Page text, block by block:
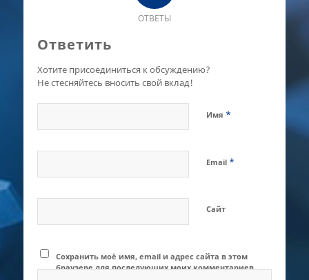
ОТВЕТЫ
Ответить
Хотите присоединиться к обсуждению?
Не стесняйтесь вносить свой вклад!
Имя *
Email *
Сайт
Сохранить моё имя, email и адрес сайта в этом
браузере для последующих моих комментариев.